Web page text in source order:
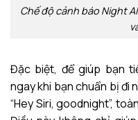
Chế độ cảnh báo Night
Đặc biệt, để giúp bạn
ngay khi bạn chuẩn bị đi
“Hey Siri, goodnight”,